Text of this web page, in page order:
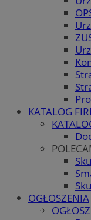
KATALOG
OGŁOSZENIA